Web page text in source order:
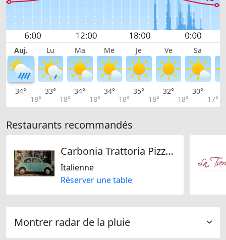
Auj. Lu Ma Me Je Ve Sa
34°
18°
33°
18°
34°
18°
34°
18°
35°
18°
32°
18°
30°
17°
Restaurants recommandés
Carbonia Trattoria Pizzeria Gelateria
Italienne
Réserver une table
Montrer radar de la pluie